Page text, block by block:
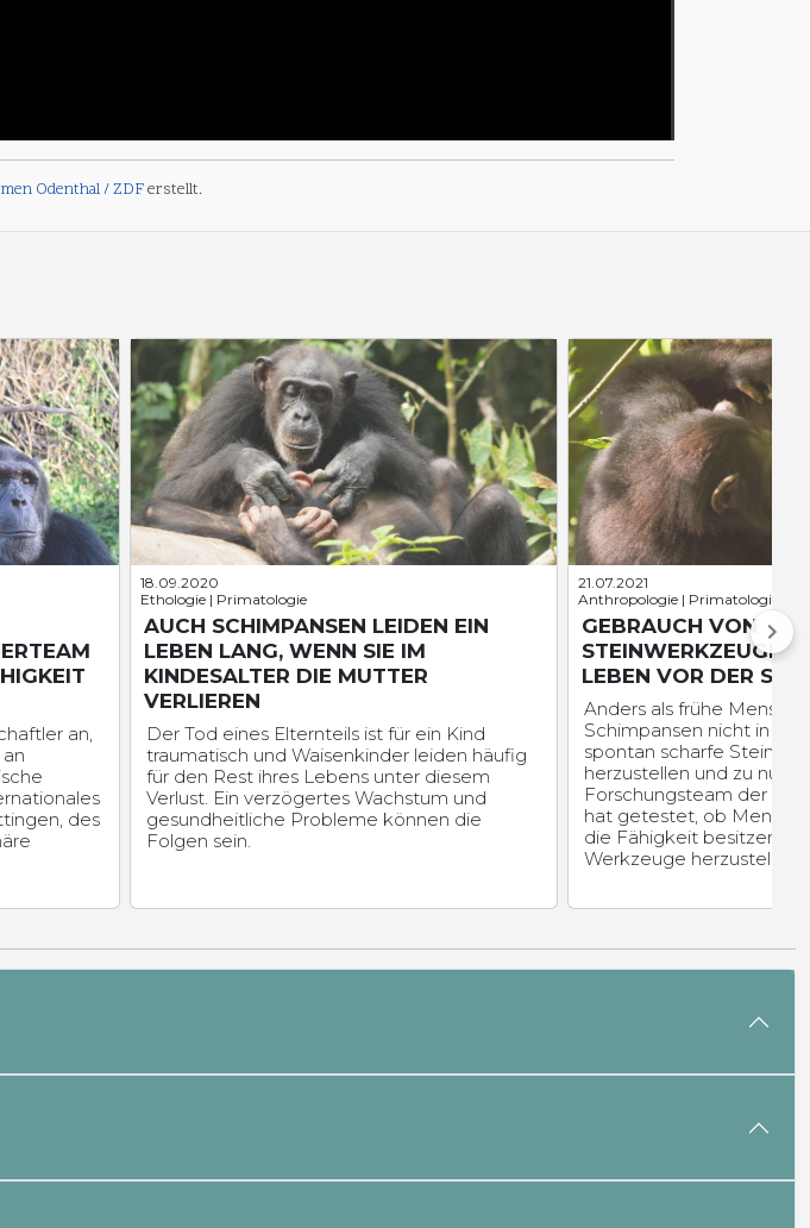
Odenthal / ZDFerstellt.
an,
des
18.09.2020
Ethologie | Primatologie
AUCH SCHIMPANSEN LEIDEN EIN
LEBEN LANG, WENN SIE IM
KINDESALTER DIE MUTTER
VERLIEREN
Der Tod eines Elternteils ist für ein Kind
traumatisch und Waisenkinder leiden häufig
für den Rest ihres Lebens unter diesem
Verlust. Ein verzögertes Wachstum und
gesundheitliche Probleme können die
Folgen sein.
21.07.2021
Anthropologie | Primatologie
GEBRAUCH VON
STEINWERKZEUGEN:
LEBEN VOR DER
Anders als frühe
Schimpansen nicht in der
spontan scharfe
herzustellen und zu
Forschungsteam der
hat getestet, ob
die Fähigkeit besitzen,
Werkzeuge herzustellen.